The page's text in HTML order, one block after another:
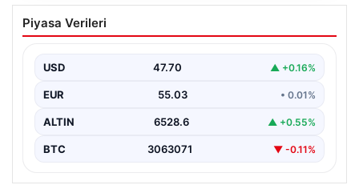
Mohamed Salah’tan Tarihi İlk Üçlü
Başarı
önemli bir dönüm noktasına imza attı. Takımının
hücum…
Piyasa Verileri
USD 47.70 ▲ +0.16%
EUR 55.03 • 0.01%
ALTIN 6528.6 ▲ +0.55%
BTC 3063071 ▼ -0.11%